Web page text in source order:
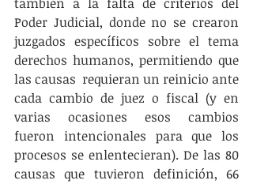
Poder Judicial, donde no se crearon
juzgados específicos sobre el tema
derechos humanos, permitiendo que
las causas  requieran un reinicio ante
cada cambio de juez o fiscal (y en
varias ocasiones esos cambios
fueron intencionales para que los
procesos se enlentecieran). De las 80
causas que tuvieron definición, 66